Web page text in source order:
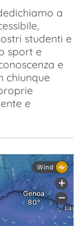
a
studenti e
sport e
e
chiunque
e